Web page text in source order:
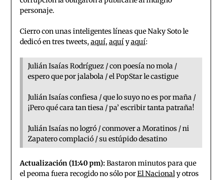
personaje.
Cierro con unas inteligentes líneas que Naky Soto le
dedicó en tres tweets, aquí, aquíyaquí:
Julián Isaías Rodríguez / con poesía no mola /
espero que por jalabola / el PopStar le castigue
Julián Isaías confiesa / que lo suyo no es por maña /
¡Pero qué cara tan tiesa / pa’ escribir tanta patraña!
Julián Isaías no logró / conmover a Moratinos / ni
Zapatero complació / su estúpido desatino
Actualización (11:40 pm):Bastaron minutos para que
el peoma fuera recogido no sólo porEl Nacional y otros